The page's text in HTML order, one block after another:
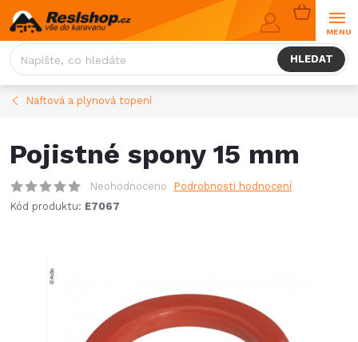
Přejít
na
obsah
HLEDAT
NÁKUPNÍ
KOŠÍK
Naftová a plynová topení
Pojistné spony 15 mm
Neohodnoceno
Podrobnosti hodnocení
Kód produktu: E7067